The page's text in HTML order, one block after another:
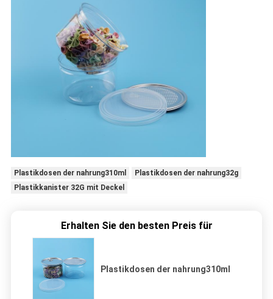
Plastikdosen der nahrung310ml
Plastikdosen der nahrung32g
Plastikkanister 32G mit Deckel
Erhalten Sie den besten Preis für
Plastikdosen der nahrung310ml